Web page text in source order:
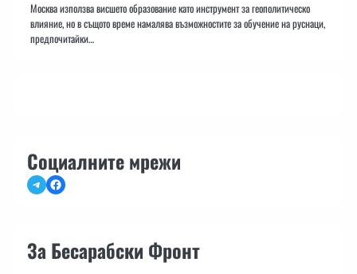
Москва използва висшето образование като инструмент за геополитическо
влияние, но в същото време намалява възможностите за обучение на руснаци,
предпочитайки…
Социалните мрежи
TelegramFacebook
За Бесарабски Фронт